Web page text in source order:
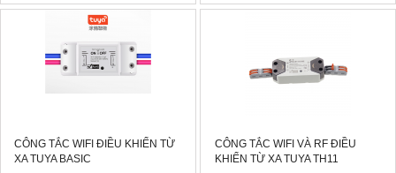
CÔNG TẮC WIFI ĐIỀU KHIỂN TỪ
XA TUYA BASIC
CÔNG TẮC WIFI VÀ RF ĐIỀU
KHIỂN TỪ XA TUYA TH11